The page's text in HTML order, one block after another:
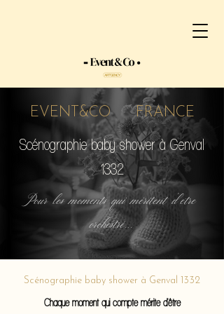
EVENT&CO FRANCE
Scénographie baby shower à Genval
1332
Pour les moments qui méritent d'etre
orchestré...
Scénographie baby shower à Genval 1332
Chaque moment qui compte mérite d'être